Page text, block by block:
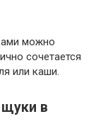
можно
сочетается
или каши.
щуки в